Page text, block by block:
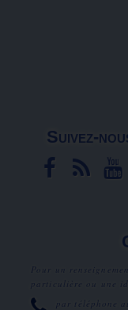
Suivez-
Pour un
particulière ou une
par téléphone